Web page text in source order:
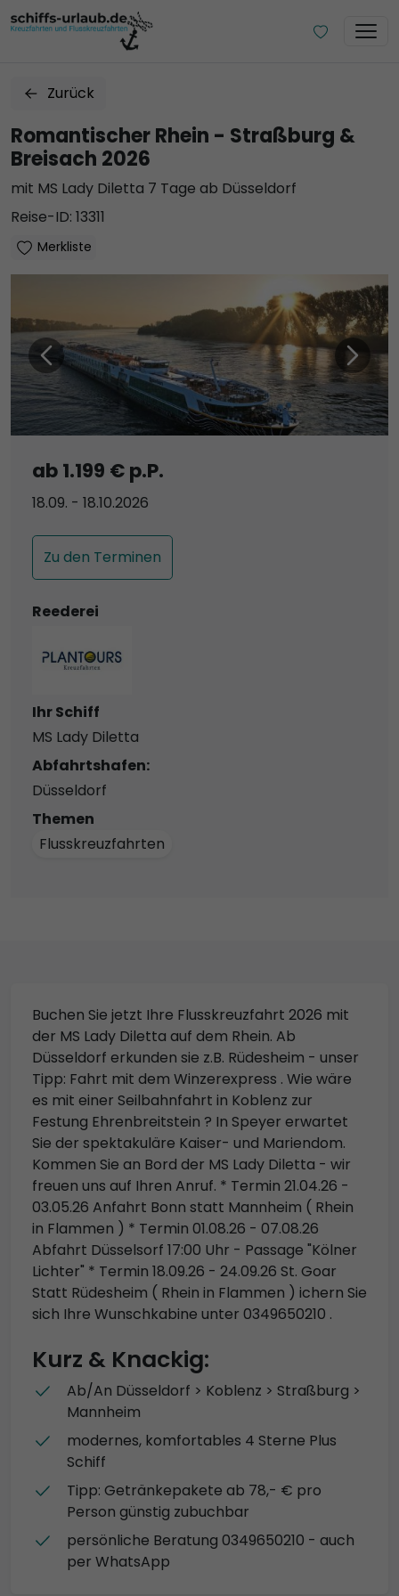
Zurück
Romantischer Rhein - Straßburg &
Breisach 2026
mit MS Lady Diletta 7 Tage ab Düsseldorf
Reise-ID: 13311
Merkliste
ab 1.199 € p.P.
18.09. - 18.10.2026
Zu den Terminen
Reederei
Ihr Schiff
MS Lady Diletta
Abfahrtshafen:
Düsseldorf
Themen
Flusskreuzfahrten
Buchen Sie jetzt Ihre Flusskreuzfahrt 2026 mit
der MS Lady Diletta auf dem Rhein. Ab
Düsseldorf erkunden sie z.B. Rüdesheim - unser
Tipp: Fahrt mit dem Winzerexpress . Wie wäre
es mit einer Seilbahnfahrt in Koblenz zur
Festung Ehrenbreitstein ? In Speyer erwartet
Sie der spektakuläre Kaiser- und Mariendom.
Kommen Sie an Bord der MS Lady Diletta - wir
freuen uns auf Ihren Anruf. * Termin 21.04.26 -
03.05.26 Anfahrt Bonn statt Mannheim ( Rhein
in Flammen ) * Termin 01.08.26 - 07.08.26
Abfahrt Düsselsorf 17:00 Uhr - Passage "Kölner
Lichter" * Termin 18.09.26 - 24.09.26 St. Goar
Statt Rüdesheim ( Rhein in Flammen ) ichern Sie
sich Ihre Wunschkabine unter 0349650210 .
Kurz & Knackig:
Ab/An Düsseldorf > Koblenz > Straßburg >
Mannheim
modernes, komfortables 4 Sterne Plus
Schiff
Tipp: Getränkepakete ab 78,- € pro
Person günstig zubuchbar
persönliche Beratung 0349650210 - auch
per WhatsApp